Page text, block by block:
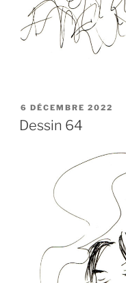
PUBLIÉ
LE
6 DÉCEMBRE 2022
Dessin 64